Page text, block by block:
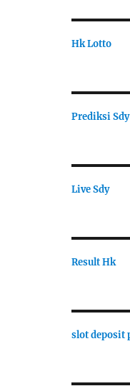
Hk Lotto
Prediksi Sdy
Live Sdy
Result Hk
slot deposit